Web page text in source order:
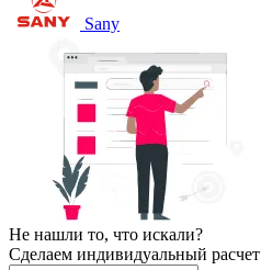
Sany
Не нашли то, что искали?
Сделаем индивидуальный расчет